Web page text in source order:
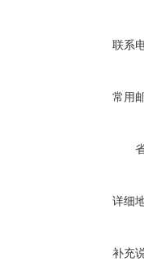
联系
常用
详细
补充